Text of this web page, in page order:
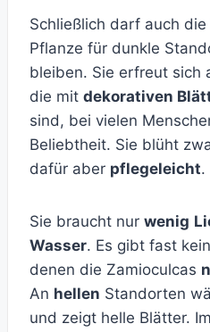
Schließlich darf auch die
Pflanze für dunkle
bleiben. Sie erfreut sich
die mit dekorativen
sind, bei vielen
Beliebtheit. Sie blüht
dafür aber pflegeleicht.
Sie braucht nur wenig
Wasser. Es gibt fast
denen die Zamioculcas
An hellen Standorten
und zeigt helle Blätter. Im